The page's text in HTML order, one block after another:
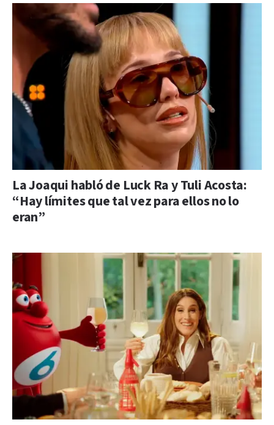
La Joaqui habló de Luck Ra y Tuli Acosta:
“Hay límites que tal vez para ellos no lo
eran”